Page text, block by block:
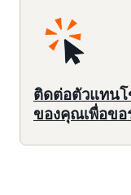
ติดต่อตัวแทน
ของคุณเพื่อขอ